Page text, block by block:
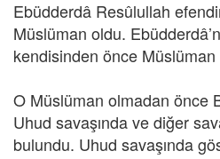
Ebüdderdâ Resûlullah
Müslüman oldu.
kendisinden önce Müslüman
O Müslüman olmadan önce
Uhud savaşında ve diğer
bulundu. Uhud savaşında